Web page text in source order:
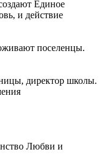
Единое
и действие
поселенцы.
директор школы.
Любви и